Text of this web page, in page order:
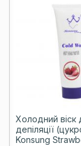
Холодний віск
депіляції
Konsung